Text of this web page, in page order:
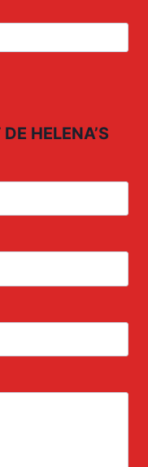
HELENA’S